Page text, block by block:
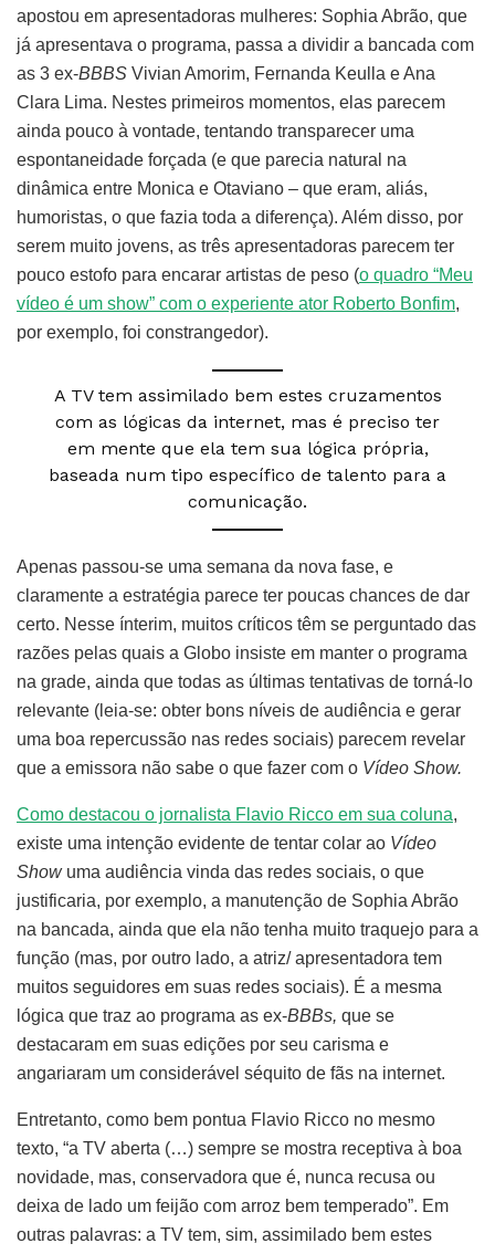
apostou em apresentadoras mulheres: Sophia Abrão, que
já apresentava o programa, passa a dividir a bancada com
as 3 ex-BBBS Vivian Amorim, Fernanda Keulla e Ana
Clara Lima. Nestes primeiros momentos, elas parecem
ainda pouco à vontade, tentando transparecer uma
espontaneidade forçada (e que parecia natural na
dinâmica entre Monica e Otaviano – que eram, aliás,
humoristas, o que fazia toda a diferença). Além disso, por
serem muito jovens, as três apresentadoras parecem ter
pouco estofo para encarar artistas de peso (o quadro “Meu
vídeo é um show” com o experiente ator Roberto Bonfim,
por exemplo, foi constrangedor).
A TV tem assimilado bem estes cruzamentos
com as lógicas da internet, mas é preciso ter
em mente que ela tem sua lógica própria,
baseada num tipo específico de talento para a
comunicação.
Apenas passou-se uma semana da nova fase, e
claramente a estratégia parece ter poucas chances de dar
certo. Nesse ínterim, muitos críticos têm se perguntado das
razões pelas quais a Globo insiste em manter o programa
na grade, ainda que todas as últimas tentativas de torná-lo
relevante (leia-se: obter bons níveis de audiência e gerar
uma boa repercussão nas redes sociais) parecem revelar
que a emissora não sabe o que fazer com o Vídeo Show.
Como destacou o jornalista Flavio Ricco em sua coluna,
existe uma intenção evidente de tentar colar ao Vídeo
Show uma audiência vinda das redes sociais, o que
justificaria, por exemplo, a manutenção de Sophia Abrão
na bancada, ainda que ela não tenha muito traquejo para a
função (mas, por outro lado, a atriz/ apresentadora tem
muitos seguidores em suas redes sociais). É a mesma
lógica que traz ao programa as ex-BBBs, que se
destacaram em suas edições por seu carisma e
angariaram um considerável séquito de fãs na internet.
Entretanto, como bem pontua Flavio Ricco no mesmo
texto, “a TV aberta (…) sempre se mostra receptiva à boa
novidade, mas, conservadora que é, nunca recusa ou
deixa de lado um feijão com arroz bem temperado”. Em
outras palavras: a TV tem, sim, assimilado bem estes